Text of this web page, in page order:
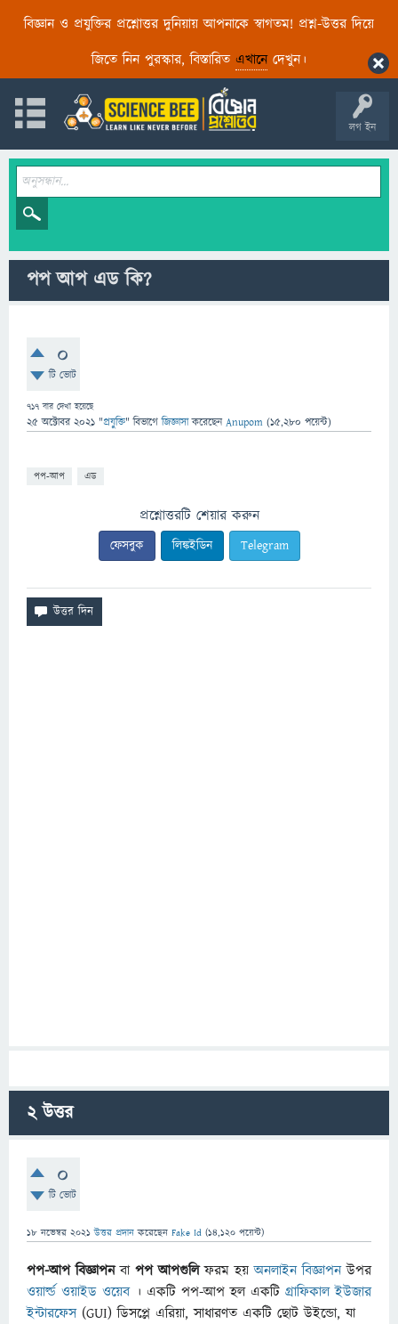
বিজ্ঞান ও প্রযুক্তির প্রশ্নোত্তর দুনিয়ায় আপনাকে স্বাগতম! প্রশ্ন-উত্তর দিয়ে
জিতে নিন পুরস্কার, বিস্তারিত এখানেদেখুন।
লগ ইন
পপ আপ এড কি?
0
টি ভোট
717 বার দেখা হয়েছে
25 অক্টোবর 2021 "প্রযুক্তি" বিভাগে জিজ্ঞাসাকরেছেনAnupom (15,280 পয়েন্ট)
পপ-আপ এড
প্রশ্নোত্তরটি শেয়ার করুন
ফেসবুক লিঙ্কইডিন Telegram
2উত্তর
0
টি ভোট
18 নভেম্বর 2021 উত্তর প্রদান করেছেন Fake Id (14,120 পয়েন্ট)
পপ-আপ বিজ্ঞাপনবা পপ আপগুলিফরম হয়অনলাইন বিজ্ঞাপনউপর
ওয়ার্ল্ড ওয়াইড ওয়েব। একটি পপ-আপ হল একটি গ্রাফিকাল ইউজার
ইন্টারফেস(GUI) ডিসপ্লে এরিয়া, সাধারণত একটি ছোট উইন্ডো, যা